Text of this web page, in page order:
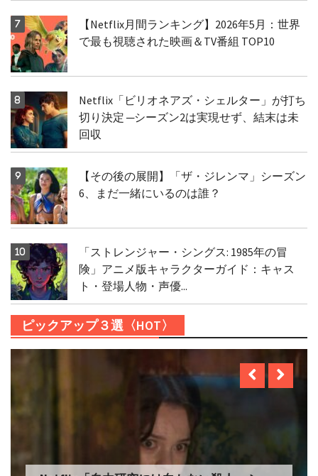
【Netflix月間ランキング】2026年5月：世界
で最も視聴された映画＆TV番組 TOP10
Netflix「ビリオネアズ・シェルター」が打ち
切り決定 ─シーズン2は実現せず、結末は未
回収
【その後の展開】「ザ・ジレンマ」シーズン
6、まだ一緒にいるのは誰？
「ストレンジャー・シングス: 1985年の冒
険」アニメ版キャラクターガイド：キャス
ト・登場人物・声優...
ピックアップ３選〈HOT〉